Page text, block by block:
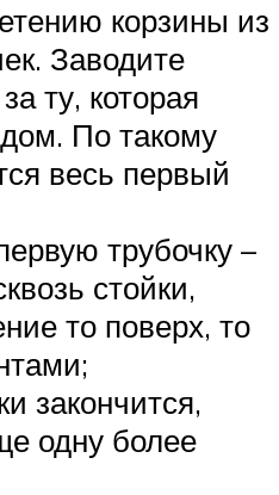
корзины из
Заводите
ту, которая
По такому
весь первый
трубочку –
стойки,
то поверх, то
закончится,
одну более